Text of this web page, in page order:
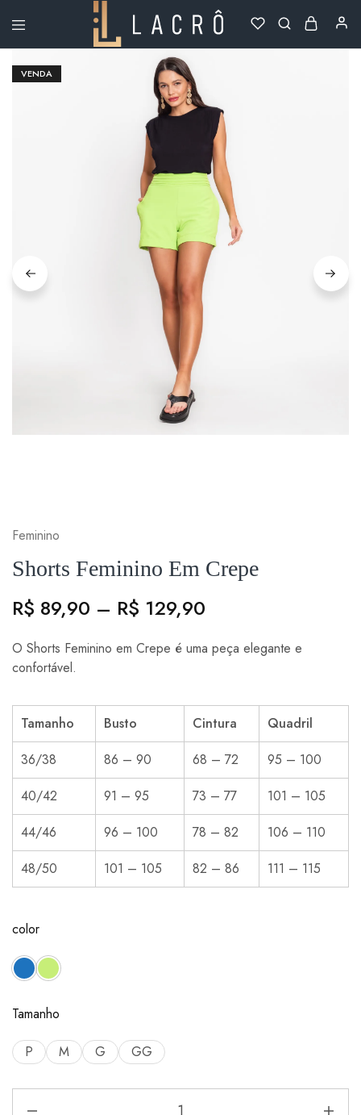
Lacrô
VENDA
Feminino
Shorts Feminino Em Crepe
R$ 89,90 – R$ 129,90
O Shorts Feminino em Crepe é uma peça elegante e
confortável.
Tamanho Busto Cintura
Quadril
36/38
86 – 90 68 – 72
95 – 100
40/42
91 – 95 73 – 77
101 – 105
44/46
96 – 100 78 – 82
106 – 110
48/50
101 – 105 82 – 86 111 – 115
color
Tamanho
P M G GG